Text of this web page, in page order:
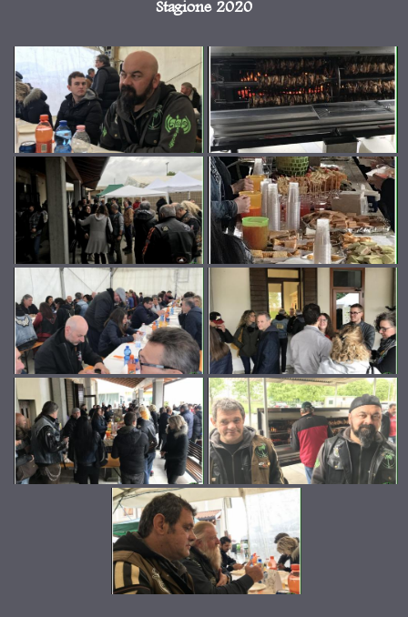
Stagione 2020